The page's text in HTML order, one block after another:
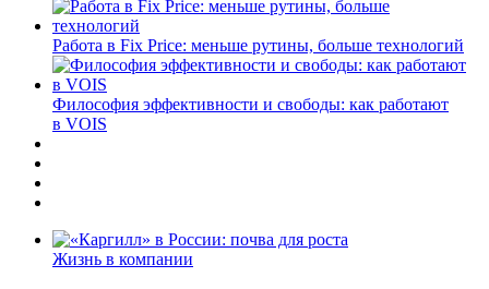
Работа в Fix Price: меньше рутины, больше технологий
Философия эффективности и свободы: как работают
в VOIS
Жизнь в компании